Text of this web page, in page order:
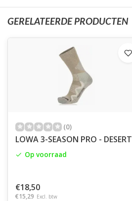
GERELATEERDE PRODUCTEN
(0)
LOWA 3-SEASON PRO - DESERT
Op voorraad
€18,50
€15,29 Excl. btw